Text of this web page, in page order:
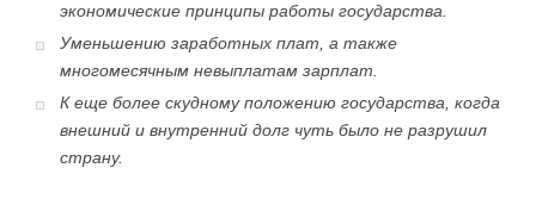
экономические принципы работы государства.
Уменьшению заработных плат, а также
многомесячным невыплатам зарплат.
К еще более скудному положению государства, когда
внешний и внутренний долг чуть было не разрушил
страну.